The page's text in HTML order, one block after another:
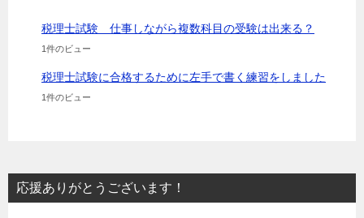
税理士試験 仕事しながら複数科目の受験は出来る？
1件のビュー
税理士試験に合格するために左手で書く練習をしました
1件のビュー
応援ありがとうございます！